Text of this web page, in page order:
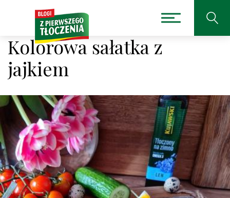
Kolorowa sałatka z
jajkiem